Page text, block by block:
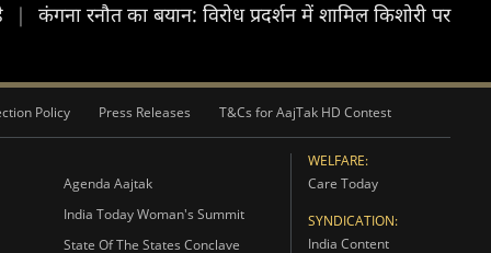
|
कंगना रनौत का बयान: विरोध प्रदर्शन में शामिल किशोरी पर
Policy Press Releases T&Cs for AajTak HD Contest
Agenda Aajtak
India Today Woman's Summit
State Of The States Conclave
WELFARE:
Care Today
SYNDICATION:
India Content